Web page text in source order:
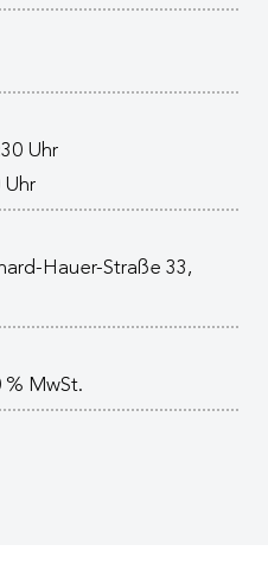
Uhr
Uhr
Hauer-Straße 33,
% MwSt.